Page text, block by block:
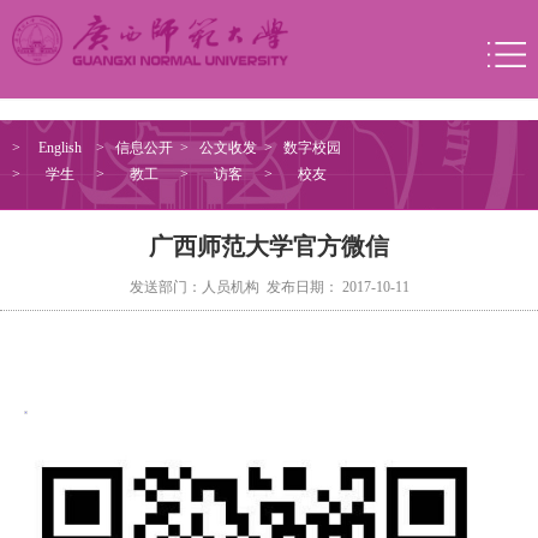
> English > 信息公开 > 公文收发 > 数字校园
>
学生 > 教工 > 访客 > 校友
广西师范大学官方微信
发送部门：人员机构 发布日期： 2017-10-11